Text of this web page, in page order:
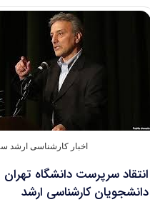
اخبار کارشناسی ارشد
انتقاد سرپرست دانشگاه
دانشجویان کارشناسی ارشد